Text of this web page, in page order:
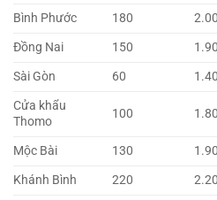
Bình Phước
180
Đồng Nai
150
Sài Gòn
60
Cửa khẩu
Thomo
100
Mộc Bài 130
Khánh Bình
220